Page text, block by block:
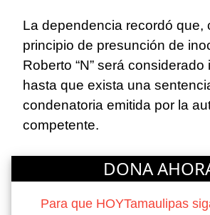
La dependencia recordó que,
principio de presunción de
Roberto “N” será considerado
hasta que exista una
condenatoria emitida por la
competente.
DONA
Para que HOYTamaulipas